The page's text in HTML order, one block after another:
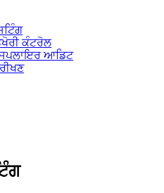
ਕੰਟਰੋਲ
ਆਡਿਟ